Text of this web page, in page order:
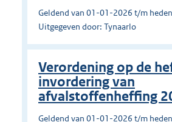
Geldend van 01-01-2026 t/m heden
Uitgegeven door: Tynaarlo
Verordening op de
invordering van
afvalstoffenheffing
Geldend van 01-01-2026 t/m heden